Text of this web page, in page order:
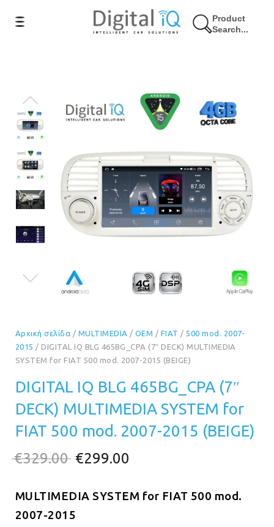
Product
Search...
9% Έκπτωση
Αρχική σελίδα / MULTIMEDIA / OEM / FIAT /500 mod. 2007-
2015 / DIGITAL IQ BLG 465BG_CPA (7″ DECK) MULTIMEDIA
SYSTEM for FIAT 500 mod. 2007-2015 (BEIGE)
DIGITAL IQ BLG 465BG_CPA (7″
DECK) MULTIMEDIA SYSTEM for
FIAT 500 mod. 2007-2015 (BEIGE)
€329.00 Original
was:
€299.00
τιμή
MULTIMEDIA SYSTEM for FIAT 500 mod.
2007-2015